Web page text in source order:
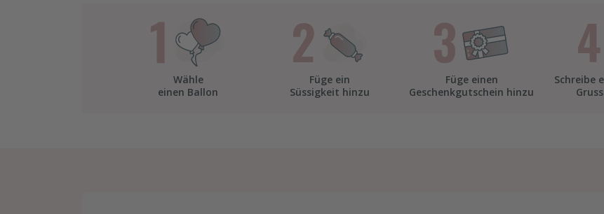
Wähle
einen Ballon
Füge ein
Süssigkeit hinzu
Füge einen
Geschenkgutschein hinzu
Schreibe